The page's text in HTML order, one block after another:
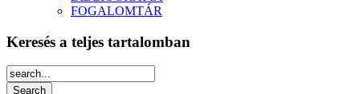
FOGALOMTÁR
Keresés a teljes tartalomban